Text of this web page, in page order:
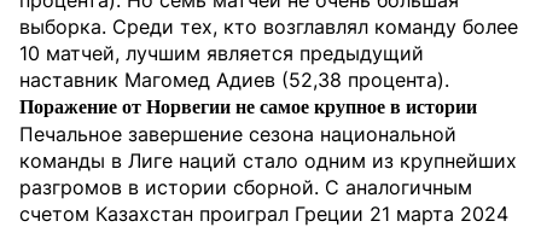
выборка. Среди тех, кто возглавлял команду более
10 матчей, лучшим является предыдущий
наставник Магомед Адиев (52,38 процента).
Поражение от Норвегии не самое крупное в истории
Печальное завершение сезона национальной
команды в Лиге наций стало одним из крупнейших
разгромов в истории сборной. С аналогичным
счетом Казахстан проиграл Греции 21 марта 2024